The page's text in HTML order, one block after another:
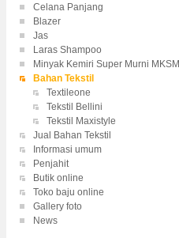
Celana Panjang
Blazer
Jas
Laras Shampoo
Minyak Kemiri Super Murni MKSM
Bahan Tekstil
Textileone
Tekstil Bellini
Tekstil Maxistyle
Jual Bahan Tekstil
Informasi umum
Penjahit
Butik online
Toko baju online
Gallery foto
News